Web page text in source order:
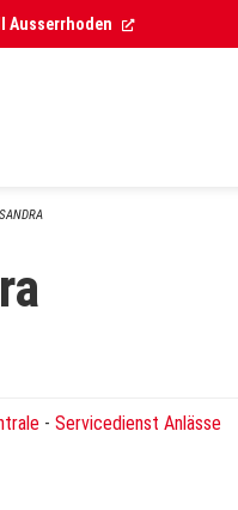
Ausserrhoden (External Link)
- Servicedienst Anlässe